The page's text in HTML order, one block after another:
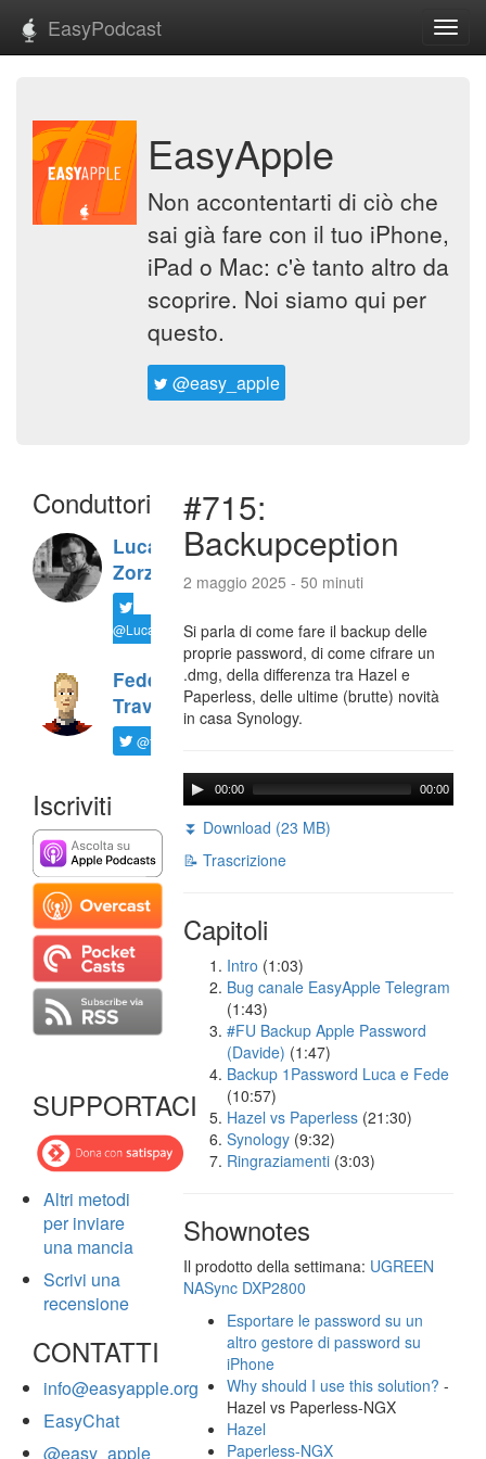
EasyPodcast
EasyApple
Non accontentarti di ciò che
sai già fare con il tuo iPhone,
iPad o Mac: c'è tanto altro da
scoprire. Noi siamo qui per
questo.
@easy_apple
Conduttori
Luca
Zorzi
@LucaTNT
Federico
Travaini
@ftrava
Iscriviti
SUPPORTACI
Altri metodi
per inviare
una mancia
Scrivi una
recensione
CONTATTI
info@easyapple.org
EasyChat
@easy_apple
#715:
Backupception
2 maggio 2025 - 50 minuti
Si parla di come fare il backup delle
proprie password, di come cifrare un
.dmg, della differenza tra Hazel e
Paperless, delle ultime (brutte) novità
in casa Synology.
00:00 00:00
⏬ Download (23 MB)
📝 Trascrizione
Capitoli
Intro (1:03)
Bug canale EasyApple Telegram
(1:43)
#FU Backup Apple Password
(Davide) (1:47)
Backup 1Password Luca e Fede
(10:57)
Hazel vs Paperless (21:30)
Synology (9:32)
Ringraziamenti (3:03)
Shownotes
Il prodotto della settimana: UGREEN
NASync DXP2800
Esportare le password su un
altro gestore di password su
iPhone
Why should I use this solution? -
Hazel vs Paperless-NGX
Hazel
Paperless-NGX